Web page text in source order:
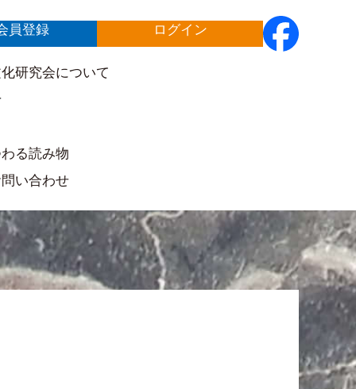
員登録 ログイン
研究会について
る読み物
い合わせ